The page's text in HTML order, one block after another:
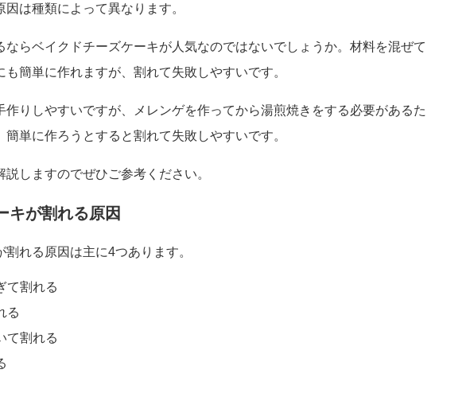
は種類によって異なります。
ならベイクドチーズケーキが人気なのではないでしょうか。材料を混ぜて
簡単に作れますが、割れて失敗しやすいです。
作りしやすいですが、メレンゲを作ってから湯煎焼きをする必要があるた
単に作ろうとすると割れて失敗しやすいです。
しますのでぜひご参考ください。
キが割れる原因
れる原因は主に4つあります。
て割れる
る
て割れる